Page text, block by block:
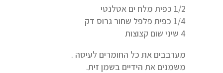
1/2 כפית מלח ים אטלנטי
1/4 כפית פלפל שחור גרוס דק
4 שיני שום קצוצות
מערבבים את כל החומרים לעיסה .
משמנים את הידיים בשמן זית.